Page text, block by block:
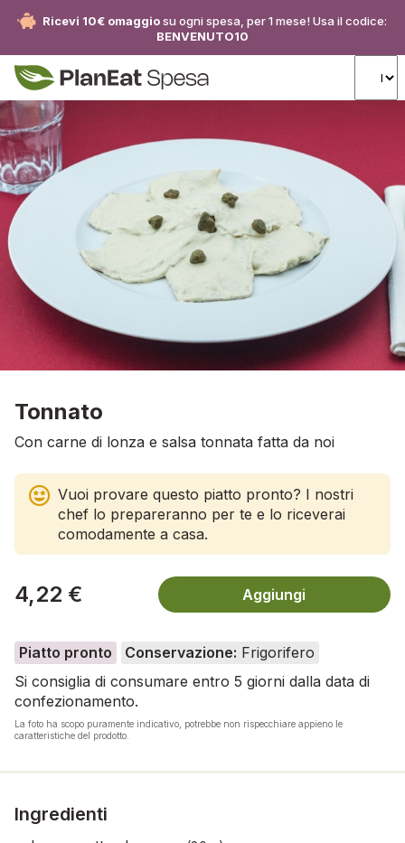
Ricevi 10€ omaggiosu ogni spesa, per 1 mese! Usa il codice:
BENVENUTO10
Tonnato
Con carne di lonza e salsa tonnata fatta da noi
Vuoi provare questo piatto pronto? I nostri
chef lo prepareranno per te e lo riceverai
comodamente a casa.
4,22 € Aggiungi
Piatto pronto Conservazione: Frigorifero
Si consiglia di consumare entro 5 giorni dalla data di
confezionamento.
La foto ha scopo puramente indicativo, potrebbe non rispecchiare appieno le
caratteristiche del prodotto.
Ingredienti